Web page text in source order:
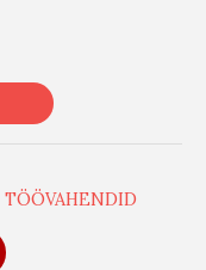
TÖÖVAHENDID